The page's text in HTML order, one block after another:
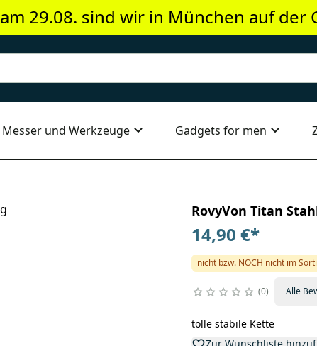
am 29.08. sind wir in München auf der
Messer und Werkzeuge Gadgets for men
RovyVon Titan
14,90 €*
nicht bzw. NOCH nicht im
0 Alle
tolle stabile Kette